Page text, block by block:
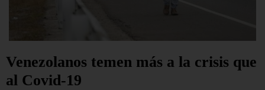
Venezolanos temen más a la crisis que
al Covid-19